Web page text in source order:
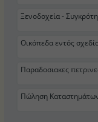
Ξενοδοχεία -
Οικόπεδα εντός
Παραδοσιακες
Πώληση